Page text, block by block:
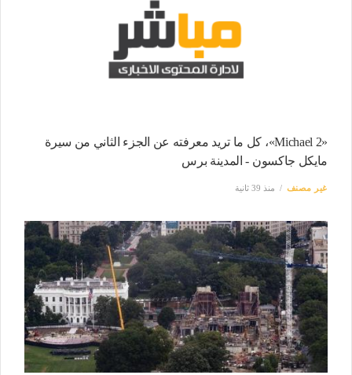
«Michael 2»، كل ما تريد معرفته عن الجزء الثاني من سيرة
مايكل جاكسون - المدينة برس
غير مصنف منذ 39 ثانية